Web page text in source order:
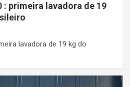
: primeira lavadora de 19
lavadora de 19 kg do